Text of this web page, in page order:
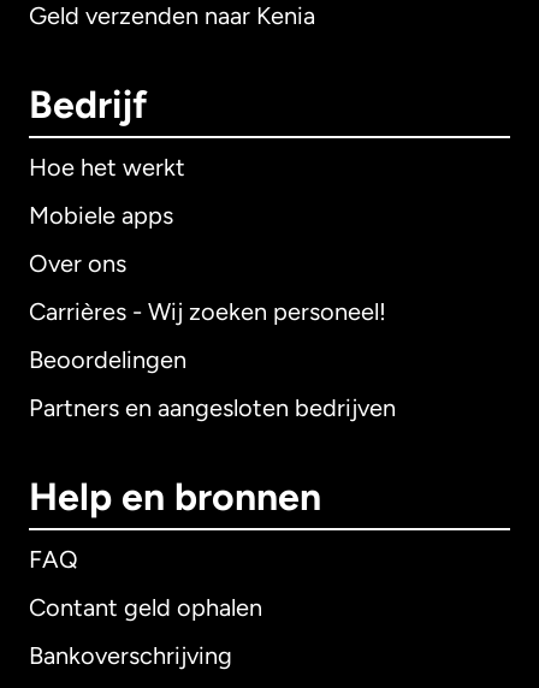
Geld verzenden naar Kenia
Bedrijf
Hoe het werkt
Mobiele apps
Over ons
Carrières - Wij zoeken personeel!
Beoordelingen
Partners en aangesloten bedrijven
Help en bronnen
FAQ
Contant geld ophalen
Bankoverschrijving